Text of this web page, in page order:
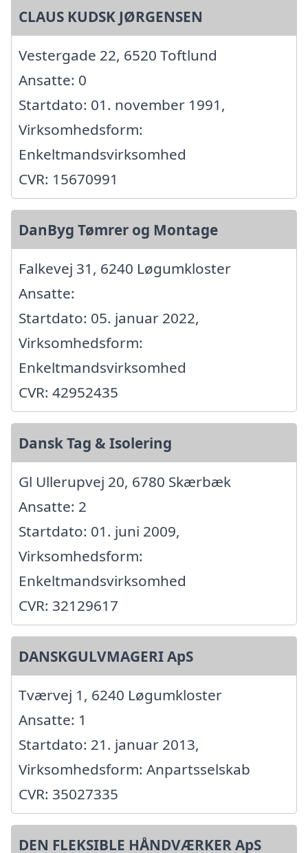
CLAUS KUDSK JØRGENSEN
Vestergade 22, 6520 Toftlund
Ansatte: 0
Startdato: 01. november 1991,
Virksomhedsform:
Enkeltmandsvirksomhed
CVR: 15670991
DanByg Tømrer og Montage
Falkevej 31, 6240 Løgumkloster
Ansatte:
Startdato: 05. januar 2022,
Virksomhedsform:
Enkeltmandsvirksomhed
CVR: 42952435
Dansk Tag & Isolering
Gl Ullerupvej 20, 6780 Skærbæk
Ansatte: 2
Startdato: 01. juni 2009,
Virksomhedsform:
Enkeltmandsvirksomhed
CVR: 32129617
DANSKGULVMAGERI ApS
Tværvej 1, 6240 Løgumkloster
Ansatte: 1
Startdato: 21. januar 2013,
Virksomhedsform: Anpartsselskab
CVR: 35027335
DEN FLEKSIBLE HÅNDVÆRKER ApS